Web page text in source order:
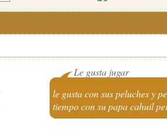
Le gusta jugar
le gusta con sus peluches y
tiempo con su papa cahuil